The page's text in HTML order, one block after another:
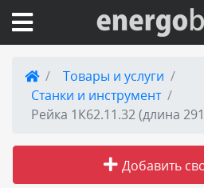
Вход на сайт
Поиск по сайту
Публикации
Товары и услуги
Станки и инструмент
Рейка 1К62.11.32 (длина
Добавить